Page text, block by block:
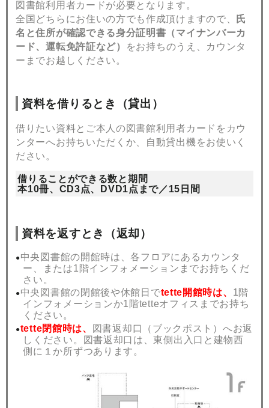
図書館利用者カードが必要となります。
全国どちらにお住いの方でも作成頂けますので、
氏
名と住所が確認できる身分証明書（マイナンバーカ
ード、運転免許証など）
をお持ちのうえ、カウンタ
ーまでお越しください。
資料を借りるとき（貸出）
借りたい資料とご本人の図書館利用者カードをカウ
ンターへお持ちいただくか、自動貸出機をお使いく
ださい。
借りることができる数と期間
本10冊、CD3点、DVD1点まで／15日間
資料を返すとき（返却）
中央図書館の開館時は、各フロアにあるカウンタ
ー、または1階インフォメーションまでお持ちくだ
さい。
中央図書館の閉館後や休館日でtette開館時は、 1階
インフォメーションか1階tetteオフィスまでお持ち
ください。
tette閉館時は、
図書返却口（ブックポスト）へお返
しください。
図書返却口は、東側出入口と建物西
側に１か所ずつあります。